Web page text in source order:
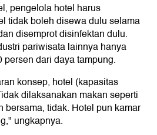
pengelola hotel harus
tidak boleh disewa dulu selama
disemprot disinfektan dulu.
pariwisata lainnya hanya
dari daya tampung.
konsep, hotel (kapasitas
dilaksanakan makan seperti
bersama, tidak. Hotel pun kamar
ungkapnya.